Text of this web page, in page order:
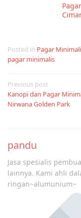
Posted in Pagar
pagar minimalis
Post
navigation
Previous post
Kanopi dan Pagar
Nirwana Golden Park
pandu
Jasa spesialis
lainnya. Kami ahli
ringan~alumunium~